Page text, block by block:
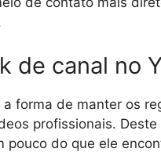
de canal no
forma de manter os
profissionais.
pouco do que ele